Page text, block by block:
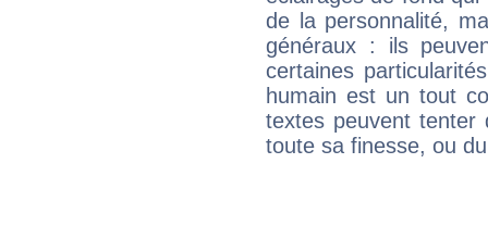
de la personnalité,
généraux : ils
certaines
humain est un tout
textes peuvent tenter
toute sa finesse, ou